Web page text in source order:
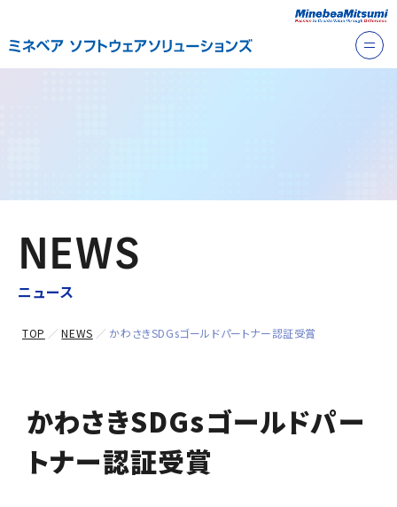
NEWS
ニュース
TOP NEWS かわさきSDGsゴールドパートナー認証受賞
かわさきSDGsゴールドパー
トナー認証受賞